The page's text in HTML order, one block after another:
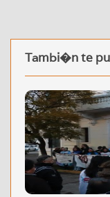
Tambi�n te